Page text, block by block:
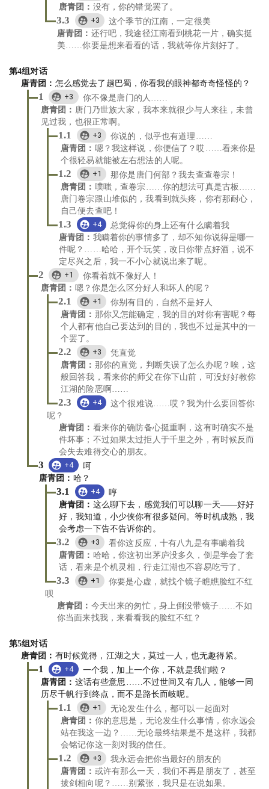
唐青团 ： 没有，你的错觉罢了。
3.3 +3
这个季节的江南，一定很美
唐青团 ： 还行吧，我途径江南看到桃花一片，确实挺
美……你要是想来看看的话，我就等你片刻好了。
第4组对话
唐青团 ： 怎么感觉去了趟巴蜀，你看我的眼神都奇奇怪怪的？
1 +3
你不像是唐门的人……
唐青团 ： 唐门乃世族大家，我本来就很少与人来往，未曾
见过我，也很正常啊。
1.1 +3
你说的，似乎也有道理……
唐青团 ： 嗯？我这样说，你便信了？哎……看来你是
个很轻易就能被左右想法的人呢。
1.2 +1
那你是唐门何部？我去查查卷宗！
唐青团 ： 噗嗤，查卷宗……你的想法可真是古板……
唐门卷宗跟山堆似的，我看到就头疼，你有那耐心，
自己便去查吧！
1.3 +4
总觉得你的身上还有什么瞒着我
唐青团 ： 我瞒着你的事情多了，却不知你说得是哪一
件呢？……哈哈，开个玩笑，改日你带点好酒，说不
定尽兴之后，我一不小心就说出来了呢。
2 +1
你看着就不像好人！
唐青团 ： 嗯？你是怎么区分好人和坏人的呢？
2.1 +1
你别有目的，自然不是好人
唐青团 ： 那你又怎能确定，我的目的对你有害呢？每
个人都有他自己要达到的目的，我也不过是其中的一
个罢了。
2.2 +3
凭直觉
唐青团 ： 那你的直觉，判断失误了怎么办呢？唉，这
般回答我，看来你的师父在你下山前，可没好好教你
江湖的险恶啊……
2.3 +4
这个很难说……哎？我为什么要回答你
呢？
唐青团 ： 看来你的确防备心挺重啊，这有时确实不是
件坏事；不过如果太过拒人于千里之外，有时候反而
会失去难得交心的朋友。
3 +4
呵
唐青团 ： 哈？
3.1 +4
哼
唐青团 ： 这么聊下去，感觉我们可以聊一天——好好
好，我知道，小少侠你有很多疑问。等时机成熟，我
会考虑一下告不告诉你的。
3.2 +3
看你这反应，十有八九是有事瞒着我
唐青团 ： 哈哈，你这初出茅庐没多久，倒是学会了套
话，看来是个机灵相，行走江湖也不容易吃亏了。
3.3 +1
你要是心虚，就找个镜子瞧瞧脸红不红
呗
唐青团 ： 今天出来的匆忙，身上倒没带镜子……不如
你当面来找我，来看看我的脸红不红？
第5组对话
唐青团 ： 有时候觉得，江湖之大，莫过一人，也无趣得紧。
1 +4
一个我，加上一个你，不就是我们啦？
唐青团 ： 这话有些意思……不过世间又有几人，能够一同
历尽千帆行到终点，而不是路长而岐呢。
1.1 +1
无论发生什么，都可以一起面对
唐青团 ： 你的意思是，无论发生什么事情，你永远会
站在我这一边？……无论最终结果是不是这样，我都
会铭记你这一刻对我的信任。
1.2 +3
我永远会把你当最好的朋友的
唐青团 ： 或许有那么一天，我们不再是朋友了，甚至
拔剑相向呢？……别紧张，我只是在说如果。